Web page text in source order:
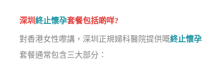
深圳終止懷孕套餐包括啲咩?
對香港女性嚟講，深圳正規婦科醫院提供嘅終止懷孕
套餐通常包含三大部分：